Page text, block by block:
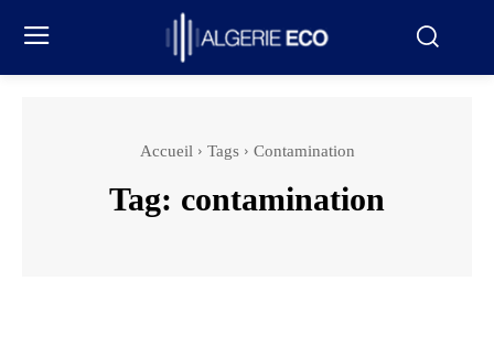
Accueil Tags Contamination
Tag: contamination